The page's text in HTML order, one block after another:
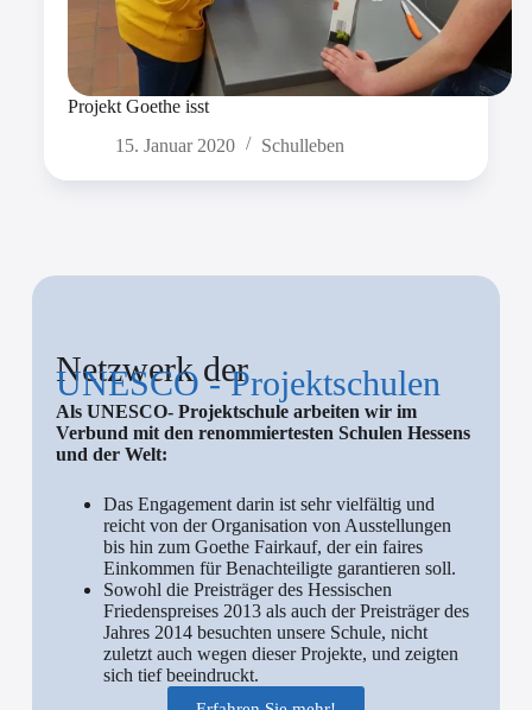
Projekt Goethe isst
15. Januar 2020
Schulleben
Netzwerk der
UNESCO - Projektschulen
Als UNESCO- Projektschule arbeiten wir im
Verbund mit den renommiertesten Schulen Hessens
und der Welt:
Das Engagement darin ist sehr vielfältig und
reicht von der Organisation von Ausstellungen
bis hin zum Goethe Fairkauf, der ein faires
Einkommen für Benachteiligte garantieren soll.
Sowohl die Preisträger des Hessischen
Friedenspreises 2013 als auch der Preisträger des
Jahres 2014 besuchten unsere Schule, nicht
zuletzt auch wegen dieser Projekte, und zeigten
sich tief beeindruckt.